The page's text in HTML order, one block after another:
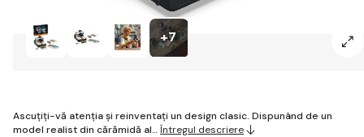
+7
Ascuțiți-vă atenția și reinventați un design clasic. Dispunând de un
model realist din cărămidă al… Întregul descriere